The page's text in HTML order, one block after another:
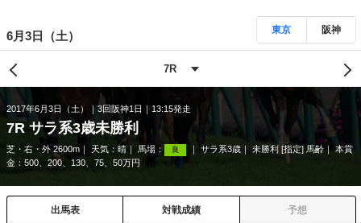
6月3日（土） 東京 阪神
2017年6月3日（土） 3回阪神1日 13:15発走
7R サラ系3歳未勝利
芝・右・外 2600m 天気： 晴 馬場： 良 サラ系3歳 未勝利 [指定] 馬齢
本賞
金：500、200、130、75、50万円
出馬表 対戦成績 予想